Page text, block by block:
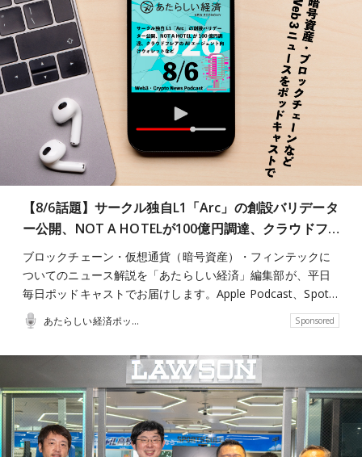
【8/6話題】サークル独自L1「Arc」の創設バリデータ
ー公開、NOT A HOTELが100億円調達、クラウドフ…
ブロックチェーン・仮想通貨（暗号資産）・フィンテックに
ついてのニュース解説を「あたらしい経済」編集部が、平日
毎日ポッドキャストでお届けします。Apple Podcast、Spot…
あたらしい経済ポッドキャスト Sponsored